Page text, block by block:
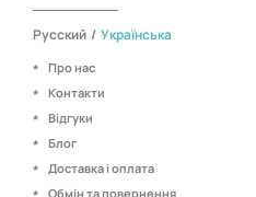
Русский / Українська
Про нас
Контакти
Відгуки
Блог
Доставка і оплата
Обмін та повернення